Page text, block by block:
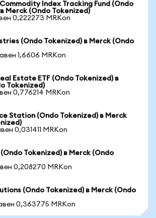
Commodity Index Tracking Fund (Ondo
Merck (Ondo Tokenized)
0,222273 MRKon
(Ondo Tokenized) в Merck (Ondo
1,6606 MRKon
Estate ETF (Ondo Tokenized) в
Tokenized)
0,776214 MRKon
Station (Ondo Tokenized) в Merck
0,031411 MRKon
Tokenized) в Merck (Ondo
0,208270 MRKon
(Ondo Tokenized) в Merck (Ondo
0,363775 MRKon